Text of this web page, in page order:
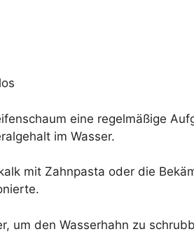
eine regelmäßige
im Wasser.
mit Zahnpasta oder die
um den Wasserhahn zu